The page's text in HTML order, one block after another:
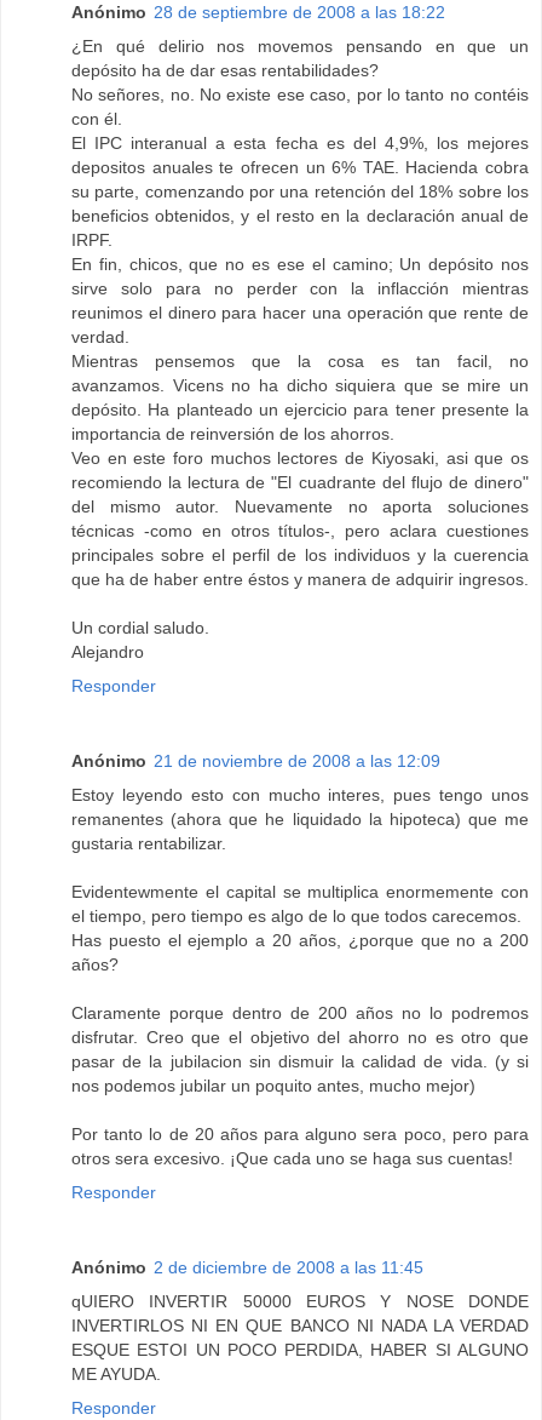
Anónimo 28 de septiembre de 2008 a las 18:22
¿En qué delirio nos movemos pensando en que un
depósito ha de dar esas rentabilidades?
No señores, no. No existe ese caso, por lo tanto no contéis
con él.
El IPC interanual a esta fecha es del 4,9%, los mejores
depositos anuales te ofrecen un 6% TAE. Hacienda cobra
su parte, comenzando por una retención del 18% sobre los
beneficios obtenidos, y el resto en la declaración anual de
IRPF.
En fin, chicos, que no es ese el camino; Un depósito nos
sirve solo para no perder con la inflacción mientras
reunimos el dinero para hacer una operación que rente de
verdad.
Mientras pensemos que la cosa es tan facil, no
avanzamos. Vicens no ha dicho siquiera que se mire un
depósito. Ha planteado un ejercicio para tener presente la
importancia de reinversión de los ahorros.
Veo en este foro muchos lectores de Kiyosaki, asi que os
recomiendo la lectura de "El cuadrante del flujo de dinero"
del mismo autor. Nuevamente no aporta soluciones
técnicas -como en otros títulos-, pero aclara cuestiones
principales sobre el perfil de los individuos y la cuerencia
que ha de haber entre éstos y manera de adquirir ingresos.
Un cordial saludo.
Alejandro
Responder
Anónimo 21 de noviembre de 2008 a las 12:09
Estoy leyendo esto con mucho interes, pues tengo unos
remanentes (ahora que he liquidado la hipoteca) que me
gustaria rentabilizar.
Evidentewmente el capital se multiplica enormemente con
el tiempo, pero tiempo es algo de lo que todos carecemos.
Has puesto el ejemplo a 20 años, ¿porque que no a 200
años?
Claramente porque dentro de 200 años no lo podremos
disfrutar. Creo que el objetivo del ahorro no es otro que
pasar de la jubilacion sin dismuir la calidad de vida. (y si
nos podemos jubilar un poquito antes, mucho mejor)
Por tanto lo de 20 años para alguno sera poco, pero para
otros sera excesivo. ¡Que cada uno se haga sus cuentas!
Responder
Anónimo 2 de diciembre de 2008 a las 11:45
qUIERO INVERTIR 50000 EUROS Y NOSE DONDE
INVERTIRLOS NI EN QUE BANCO NI NADA LA VERDAD
ESQUE ESTOI UN POCO PERDIDA, HABER SI ALGUNO
ME AYUDA.
Responder